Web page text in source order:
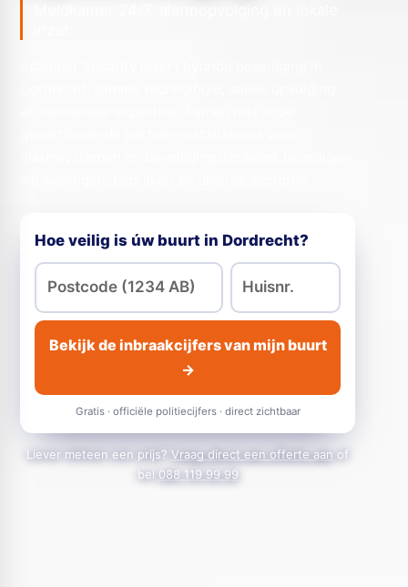
Hoe veilig is úw buurt in Dordrecht?
Bekijk de inbraakcijfers van mijn buurt
→
Gratis · officiële politiecijfers · direct zichtbaar
Liever meteen een prijs? Vraag direct een offerte aan of
bel 088 119 99 99